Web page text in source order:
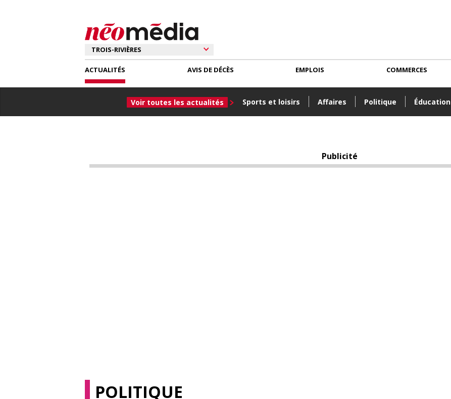
ACTUALITÉS
Voir toutes les actualités Sports et loisirs Affaires Politique Éducation
AVIS DE DÉCÈS EMPLOIS COMMERCES
Publicité
POLITIQUE